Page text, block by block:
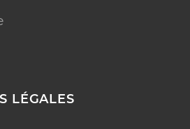
LÉGALES